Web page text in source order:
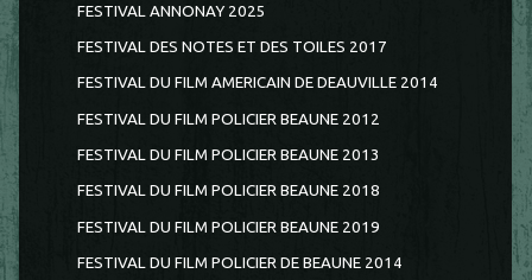
FESTIVAL ANNONAY 2025
FESTIVAL DES NOTES ET DES TOILES 2017
FESTIVAL DU FILM AMERICAIN DE DEAUVILLE 2014
FESTIVAL DU FILM POLICIER BEAUNE 2012
FESTIVAL DU FILM POLICIER BEAUNE 2013
FESTIVAL DU FILM POLICIER BEAUNE 2018
FESTIVAL DU FILM POLICIER BEAUNE 2019
FESTIVAL DU FILM POLICIER DE BEAUNE 2014